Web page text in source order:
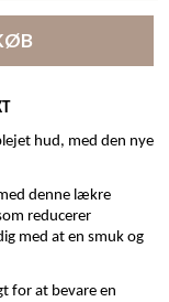
hud, med den nye
denne lækre
reducerer
med at en smuk og
for at bevare en